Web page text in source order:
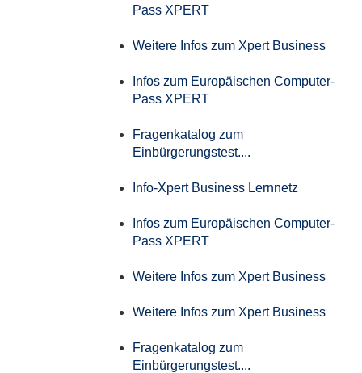
Pass XPERT
Weitere Infos zum Xpert Business
Infos zum Europäischen Computer-
Pass XPERT
Fragenkatalog zum
Einbürgerungstest....
Info-Xpert Business Lernnetz
Infos zum Europäischen Computer-
Pass XPERT
Weitere Infos zum Xpert Business
Weitere Infos zum Xpert Business
Fragenkatalog zum
Einbürgerungstest....